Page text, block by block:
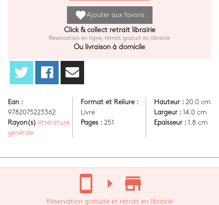
favoriteAjouter aux favoris
Click & collect retrait librairie
Réservation en ligne, retrait gratuit en librairie
Ou livraison à domicile
Ean :
9782075223362
Rayon(s)
littérature
générale
Format et Reliure :
Livre
Pages : 251
Hauteur :20.0 cm
Largeur :14.0 cm
Epaisseur :1.8 cm
stay_current_portrait arrow_right store_mall_directory
Réservation gratuite et retrait en librairie